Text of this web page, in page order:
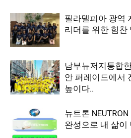
필라델피아 광역
리더를 위한 힘찬
남부뉴저지통합
안 퍼레이드에서
높이다..
뉴트론
완성으로 내 삶이